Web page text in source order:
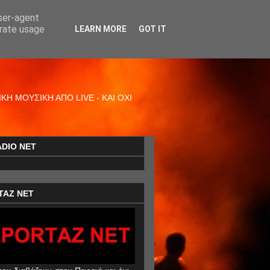
ΜΟΥΣΙΚΗ ΑΠΟ LIVE - ΚΑΙ ΟΧΙ
NET
NET
agent
usage
LEARN MORE GOT IT